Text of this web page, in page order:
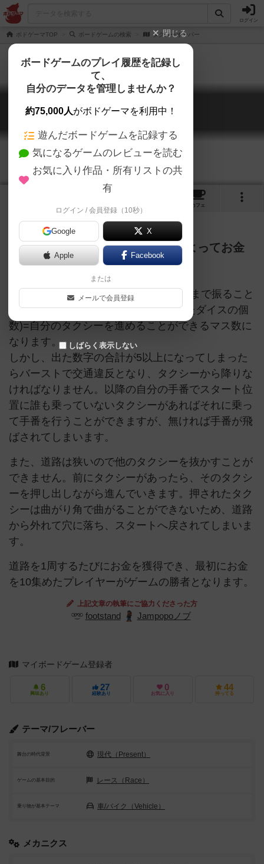
ログイン
ボドゲーマTOP ボードゲームの検索 タクシーオーバー
タクシーオーバー
Taxi Over
カフェ
自分のタクシーを走らせることによってお金
を稼ぐレースゲームです。
手番ではダイスを1個ずつ、最大で3個まで振ること
ができます。(出た数字の合計)×(振ったダイスの個
数)=自分のタクシーを進めることができるマス数に
なります。
しかし、出た数字の合計が5以上になってしまった
らバーストで交通違反となり、タクシーから降りな
ければなりません。以降の自分の手番でスタート位
置に誰も乗っていないタクシーがあればそれに乗っ
て手番を行うことができますが、無ければ手番が飛
ばされてしまいます。
また、道路は狭いので他のタクシーを抜かすことが
できません。前にタクシーがあったら、そのタクシ
ーを押し出しながら進んでいきます。押されたタク
シーは曲がり角で曲がることができないため、道路
から外れて穴に落ち、スタートへ戻されてしまいま
す。
道路を1周するたびにお金を獲得でき、最初にお金
を10集めたプレイヤーがゲームの勝者となります。
上記文章の執筆にご協力くださった方
footstand Jampopoノブ
マイボードゲーム登録者
6
興味あり
27
経験あり
0
お気に入り
44
持ってる
テーマ/フレーバー
舞台の時代背景 現代（Present）
ゲームの基本目的 レース（Race）
乗り物が基本テーマ 車/バイク（Vehicle）
メカニクス
閉じる
ボードゲームのプレイ履歴を記録し
て、
自分のデータを管理しませんか？
約75,000人がボドゲーマを利用中！
遊んだボードゲームを記録する
気になるゲームのレビューを読む
お気に入り作品・所有リストの共
有
ログイン / 会員登録（10秒）
Google X
Apple Facebook
または
メールで会員登録
しばらく表示しない